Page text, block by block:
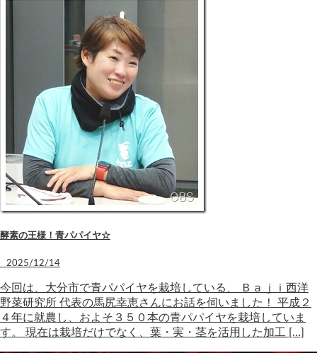
酵素の王様！青パパイヤ☆
2025/12/14
今回は、大分市で青パパイヤを栽培している、 Ｂａｊｉ西洋
野菜研究所 代表の馬尻幸恵さんにお話を伺いました！ 平成２
４年に就農し、およそ３５０本の青パパイヤを栽培していま
す。 現在は栽培だけでなく、葉・実・茎を活用した加工 […]